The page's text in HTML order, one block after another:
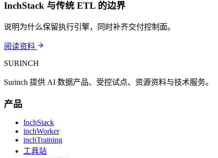
InchStack 与传统 ETL 的边界
说明为什么保留执行引擎，同时补齐交付控制面。
阅读资料
SURINCH
Surinch 提供 AI 数据产品、受控试点、资源资料与技术服务。
产品
InchStack
inchWorker
inchTraining
工具站